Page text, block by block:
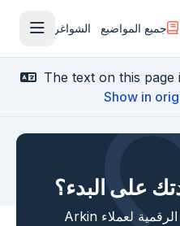
جميع المواضيع الشواغر
فتح
The text on this page
Show in
على البدء؟
يقدم مكتب مساعدة الرعاية الرقمية لعملاء Arkin